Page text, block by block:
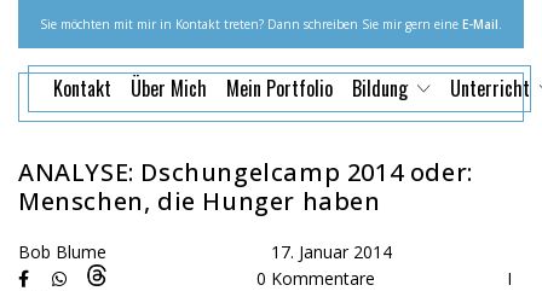
Sie möchten mit mir in Kontakt treten? Dann schreiben Sie mir gern eine E-Mail.
Kontakt Über Mich Mein Portfolio Bildung Unterricht
ANALYSE: Dschungelcamp 2014 oder:
Menschen, die Hunger haben
Bob Blume
17. Januar 2014
0 Kommentare
I